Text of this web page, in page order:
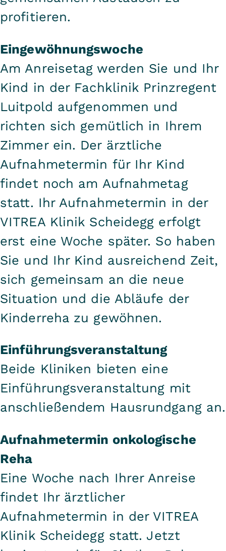
profitieren.
Eingewöhnungswoche
Am Anreisetag werden Sie und Ihr
Kind in der Fachklinik Prinzregent
Luitpold aufgenommen und
richten sich gemütlich in Ihrem
Zimmer ein. Der ärztliche
Aufnahmetermin für Ihr Kind
findet noch am Aufnahmetag
statt. Ihr Aufnahmetermin in der
VITREA Klinik Scheidegg erfolgt
erst eine Woche später. So haben
Sie und Ihr Kind ausreichend Zeit,
sich gemeinsam an die neue
Situation und die Abläufe der
Kinderreha zu gewöhnen.
Einführungsveranstaltung
Beide Kliniken bieten eine
Einführungsveranstaltung mit
anschließendem Hausrundgang an.
Aufnahmetermin onkologische
Reha
Eine Woche nach Ihrer Anreise
findet Ihr ärztlicher
Aufnahmetermin in der VITREA
Klinik Scheidegg statt. Jetzt